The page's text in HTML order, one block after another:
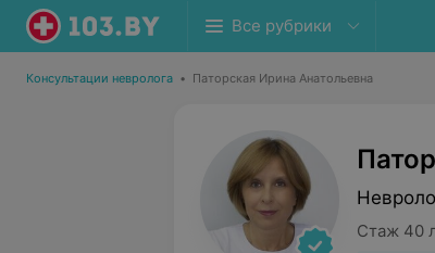
Все рубрики
Консультации невролога • Паторская Ирина Анатольевна
Стаж 40